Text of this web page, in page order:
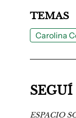
TEMAS
Carolina
ESPACIO